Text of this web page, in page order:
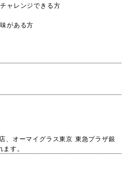
ャレンジできる方
がある方
、オーマイグラス東京 東急プラザ銀
す。